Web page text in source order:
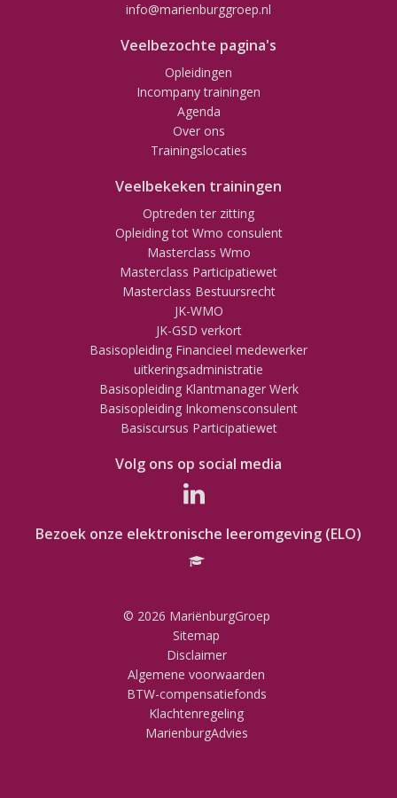
info@marienburggroep.nl
Veelbezochte pagina's
Opleidingen
Incompany trainingen
Agenda
Over ons
Trainingslocaties
Veelbekeken trainingen
Optreden ter zitting
Opleiding tot Wmo consulent
Masterclass Wmo
Masterclass Participatiewet
Masterclass Bestuursrecht
JK-WMO
JK-GSD verkort
Basisopleiding Financieel medewerker
uitkeringsadministratie
Basisopleiding Klantmanager Werk
Basisopleiding Inkomensconsulent
Basiscursus Participatiewet
Volg ons op social media
Bezoek onze elektronische leeromgeving (ELO)
© 2026 MariënburgGroep
Sitemap
Disclaimer
Algemene voorwaarden
BTW-compensatiefonds
Klachtenregeling
MarienburgAdvies